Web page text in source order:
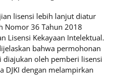
lisensi lebih lanjut diatur
Nomor 36 Tahun 2018
Lisensi Kekayaan Intelektual.
bahwa permohonan
diajukan oleh pemberi lisensi
DJKI dengan melampirkan